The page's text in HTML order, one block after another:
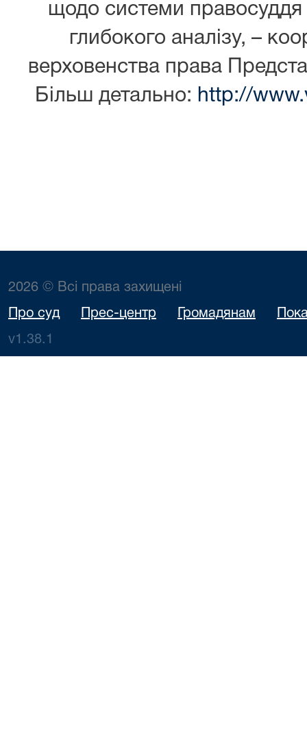
щодо системи правосуддя
глибокого аналізу, –
верховенства права
Більш детально: http://
2026 © Всі права захищені
Про суд Прес-центр Громадянам
v1.38.1